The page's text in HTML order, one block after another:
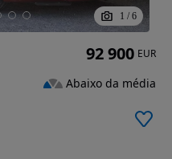
1 / 6
92 900 EUR
Abaixo da média